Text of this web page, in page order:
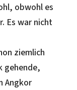
obwohl es
Es war nicht
ziemlich
gehende,
Angkor